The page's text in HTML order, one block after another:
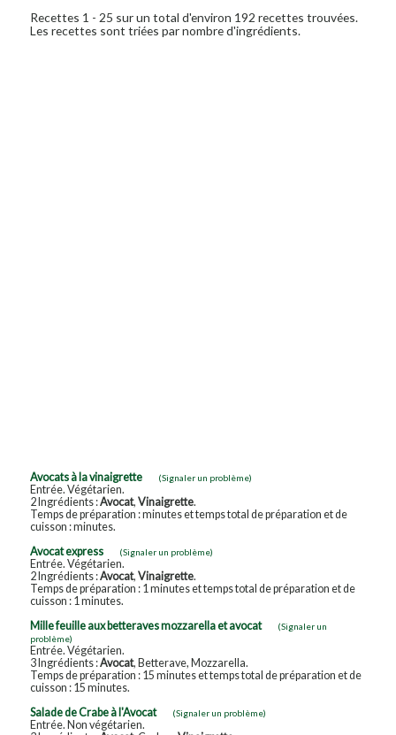
Recettes 1 - 25 sur un total d'environ 192 recettes trouvées.
Les recettes sont triées par nombre d'ingrédients.
Avocats à la vinaigrette (Signaler un problème)
Entrée. Végétarien.
2 Ingrédients :Avocat, Vinaigrette.
Temps de préparation : minutes et temps total de préparation et de
cuisson : minutes.
Avocat express
(Signaler un problème)
Entrée. Végétarien.
2 Ingrédients :Avocat, Vinaigrette.
Temps de préparation : 1 minutes et temps total de préparation et de
cuisson : 1 minutes.
Mille feuille aux betteraves mozzarella et avocat
(Signaler un
problème)
Entrée. Végétarien.
3 Ingrédients :Avocat, Betterave, Mozzarella.
Temps de préparation : 15 minutes et temps total de préparation et de
cuisson : 15 minutes.
Salade de Crabe à l'Avocat
(Signaler un problème)
Entrée. Non végétarien.